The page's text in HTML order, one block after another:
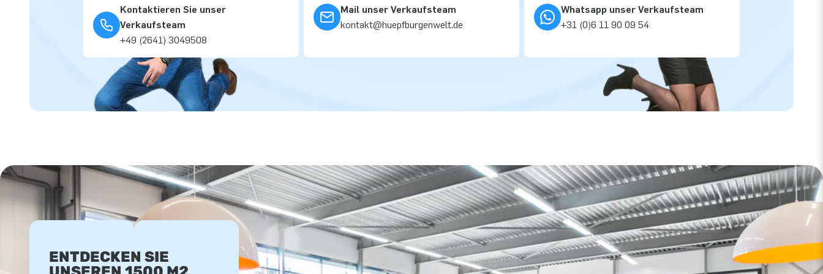
Kontaktieren Sie unser
Verkaufsteam
+49 (2641) 3049508
Mail unser Verkaufsteam
kontakt@huepfburgenwelt.de
Whatsapp unser Verkaufsteam
+31 (0)6 11 90 09 54
ENTDECKEN SIE